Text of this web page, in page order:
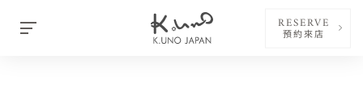
RESERVE
預約來店